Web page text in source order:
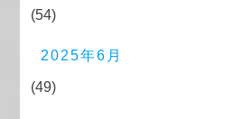
(54)
2025年6月
(49)